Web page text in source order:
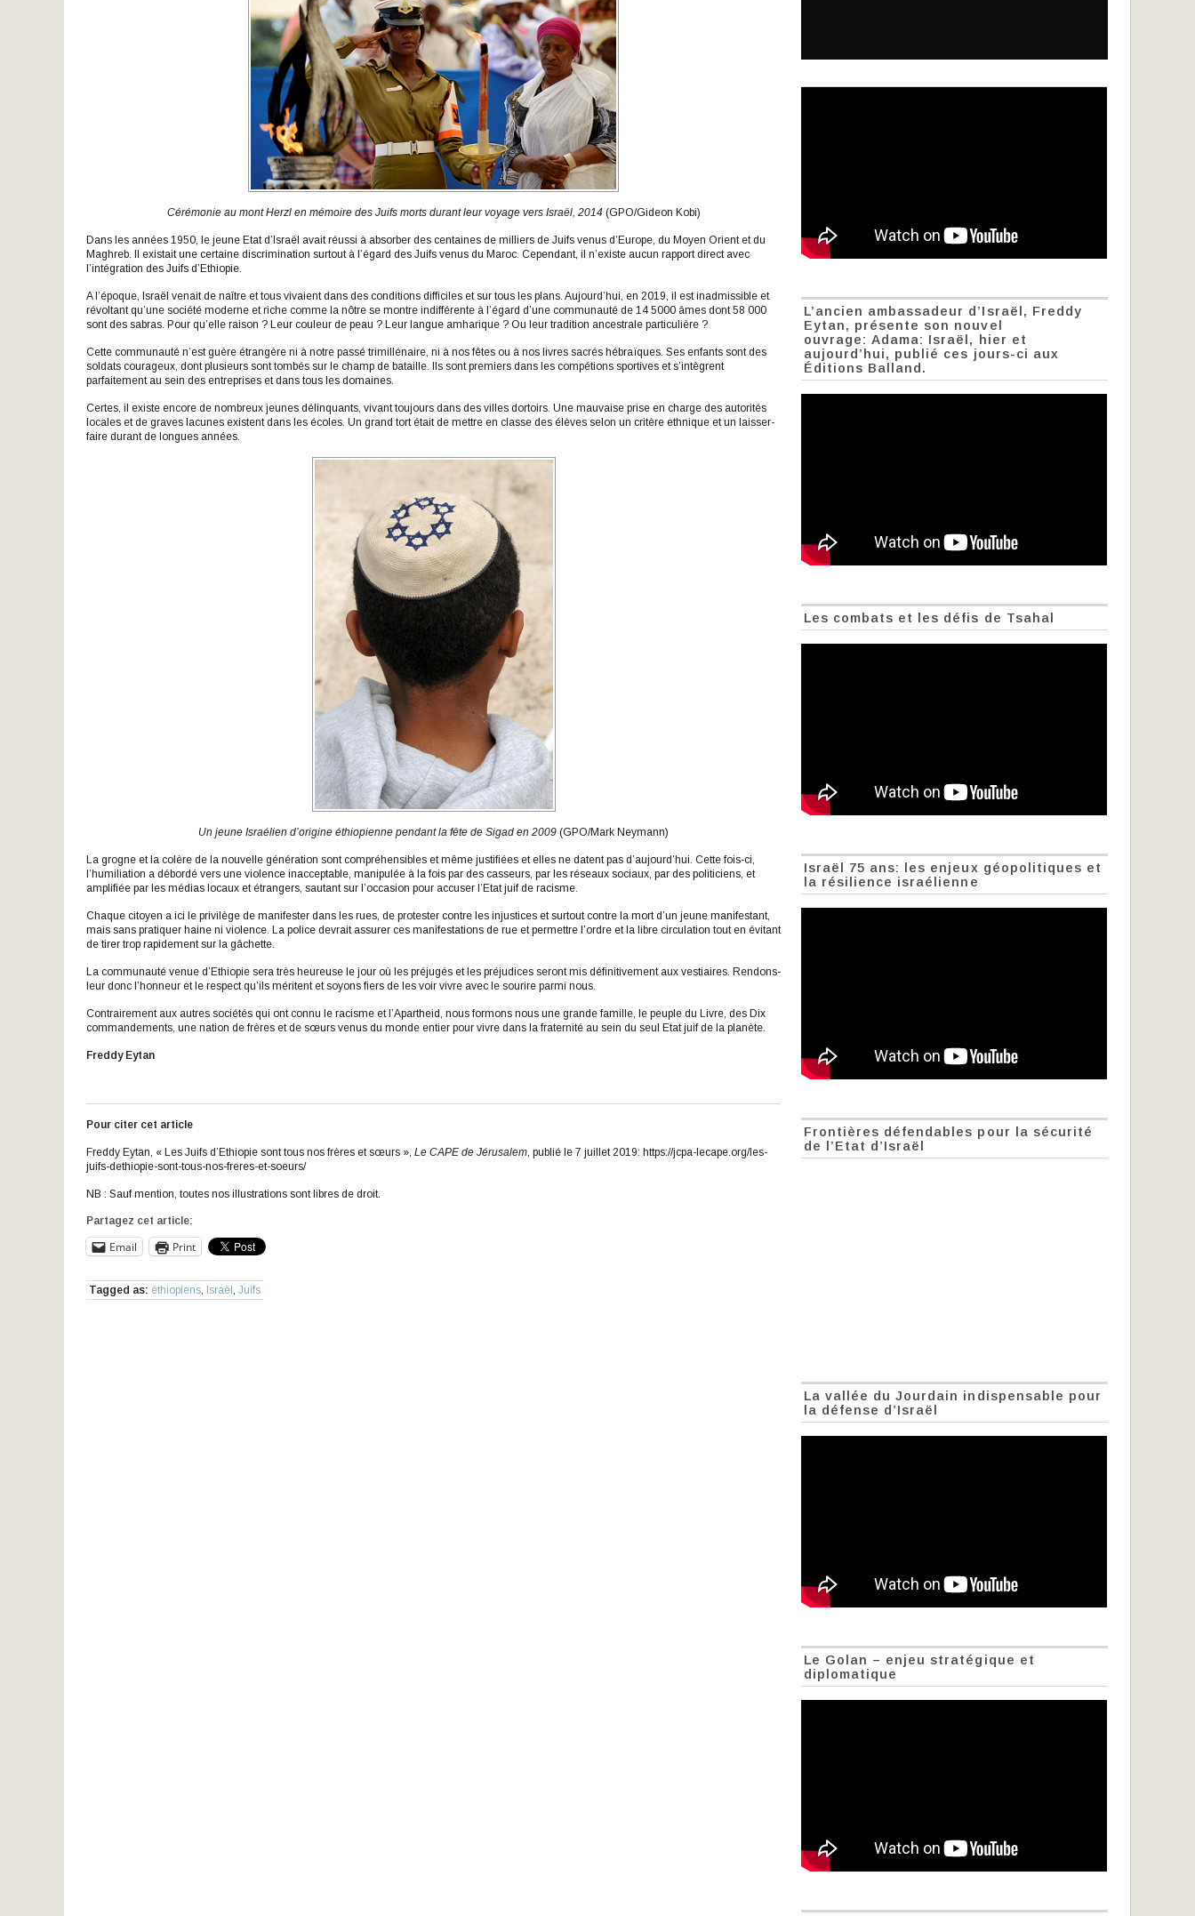
Cérémonie au mont Herzl en mémoire des Juifs morts durant leur voyage vers Israël, 2014(GPO/Gideon Kobi)
Dans les années 1950, le jeune Etat d’Israël avait réussi à absorber des centaines de milliers de Juifs venus d’Europe, du Moyen Orient et du
Maghreb. Il existait une certaine discrimination surtout à l’égard des Juifs venus du Maroc. Cependant, il n’existe aucun rapport direct avec
l’intégration des Juifs d’Ethiopie.
A l’époque, Israël venait de naître et tous vivaient dans des conditions difficiles et sur tous les plans. Aujourd’hui, en 2019, il est inadmissible et
révoltant qu’une société moderne et riche comme la nôtre se montre indifférente à l’égard d’une communauté de 14 5000 âmes dont 58 000
sont des sabras. Pour qu’elle raison ? Leur couleur de peau ? Leur langue amharique ? Ou leur tradition ancestrale particulière ?
Cette communauté n’est guère étrangère ni à notre passé trimillénaire, ni à nos fêtes ou à nos livres sacrés hébraïques. Ses enfants sont des
soldats courageux, dont plusieurs sont tombés sur le champ de bataille. Ils sont premiers dans les compétions sportives et s’intègrent
parfaitement au sein des entreprises et dans tous les domaines.
Certes, il existe encore de nombreux jeunes délinquants, vivant toujours dans des villes dortoirs. Une mauvaise prise en charge des autorités
locales et de graves lacunes existent dans les écoles. Un grand tort était de mettre en classe des élèves selon un critère ethnique et un laisser-
faire durant de longues années.
Un jeune Israélien d’origine éthiopienne pendant la fête de Sigad en 2009 (GPO/Mark Neymann)
La grogne et la colère de la nouvelle génération sont compréhensibles et même justifiées et elles ne datent pas d’aujourd’hui. Cette fois-ci,
l’humiliation a débordé vers une violence inacceptable, manipulée à la fois par des casseurs, par les réseaux sociaux, par des politiciens, et
amplifiée par les médias locaux et étrangers, sautant sur l’occasion pour accuser l’Etat juif de racisme.
Chaque citoyen a ici le privilège de manifester dans les rues, de protester contre les injustices et surtout contre la mort d’un jeune manifestant,
mais sans pratiquer haine ni violence. La police devrait assurer ces manifestations de rue et permettre l’ordre et la libre circulation tout en évitant
de tirer trop rapidement sur la gâchette.
La communauté venue d’Ethiopie sera très heureuse le jour où les préjugés et les préjudices seront mis définitivement aux vestiaires. Rendons-
leur donc l’honneur et le respect qu’ils méritent et soyons fiers de les voir vivre avec le sourire parmi nous.
Contrairement aux autres sociétés qui ont connu le racisme et l’Apartheid, nous formons nous une grande famille, le peuple du Livre, des Dix
commandements, une nation de frères et de sœurs venus du monde entier pour vivre dans la fraternité au sein du seul Etat juif de la planète.
Freddy Eytan
Pour citer cet article
Freddy Eytan, « Les Juifs d’Ethiopie sont tous nos frères et sœurs », Le CAPE de Jérusalem, publié le 7 juillet 2019: https://jcpa-lecape.org/les-
juifs-dethiopie-sont-tous-nos-freres-et-soeurs/
NB : Sauf mention, toutes nos illustrations sont libres de droit.
Partagez cet article:
Email Print
Tagged as: éthiopiens, Israël , Juifs
L’ancien ambassadeur d’Israël, Freddy
Eytan, présente son nouvel
ouvrage: Adama: Israël, hier et
aujourd’hui, publié ces jours-ci aux
Éditions Balland.
Les combats et les défis de Tsahal
Israël 75 ans: les enjeux géopolitiques et
la résilience israélienne
Frontières défendables pour la sécurité
de l’Etat d’Israël
La vallée du Jourdain indispensable pour
la défense d’Israël
Le Golan – enjeu stratégique et
diplomatique